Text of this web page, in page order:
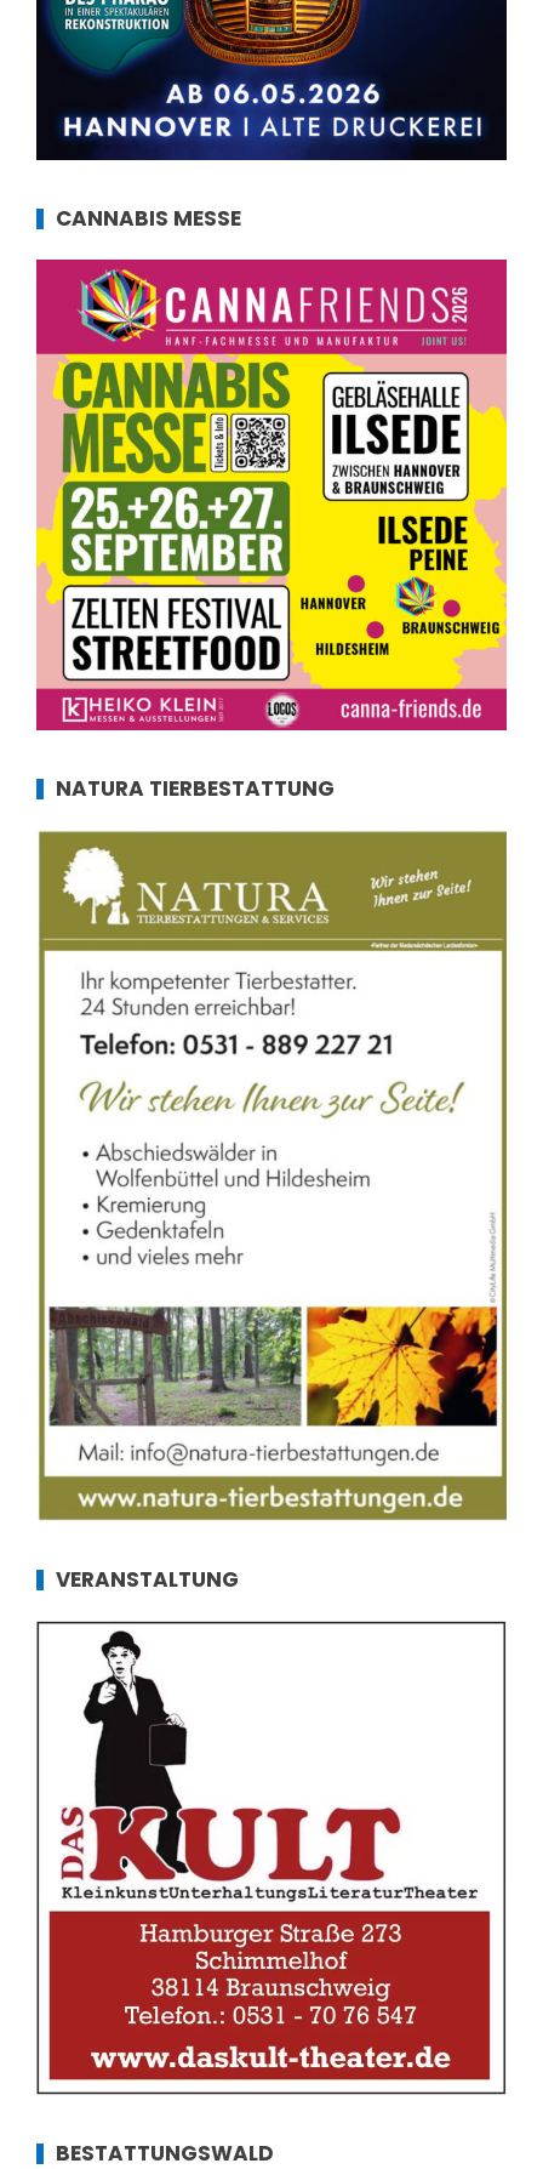
CANNABIS MESSE
NATURA TIERBESTATTUNG
VERANSTALTUNG
BESTATTUNGSWALD